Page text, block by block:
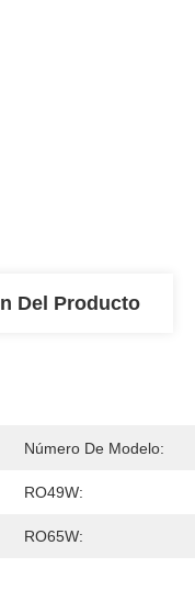
Del Producto
Número De Modelo:
RO49W:
RO65W: